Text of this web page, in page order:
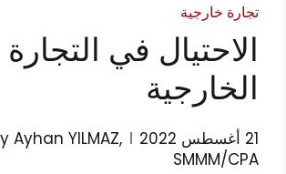
تجارة خارجية
الاحتيال في التجارة
الخارجية
21 أغسطس 2022
Ayhan YILMAZ,
SMMM/CPA